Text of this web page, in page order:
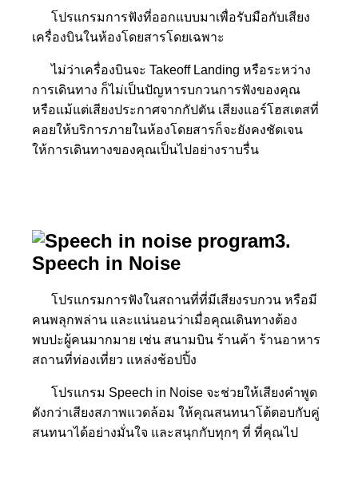
โปรแกรมการฟังที่ออกแบบมาเพื่อรับมือกับเสียง
เครื่องบินในห้องโดยสารโดยเฉพาะ
ไม่ว่าเครื่องบินจะ Takeoff Landing หรือระหว่าง
การเดินทาง ก็ไม่เป็นปัญหารบกวนการฟังของคุณ
หรือแม้แต่เสียงประกาศจากกัปตัน เสียงแอร์โฮสเตสที่
คอยให้บริการภายในห้องโดยสารก็จะยังคงชัดเจน
ให้การเดินทางของคุณเป็นไปอย่างราบรื่น
3.
Speech in Noise
โปรแกรมการฟังในสถานที่ที่มีเสียงรบกวน หรือมี
คนพลุกพล่าน และแน่นอนว่าเมื่อคุณเดินทางต้อง
พบปะผู้คนมากมาย เช่น สนามบิน ร้านค้า ร้านอาหาร
สถานที่ท่องเที่ยว แหล่งช้อปปิ้ง
โปรแกรม Speech in Noise จะช่วยให้เสียงคำพูด
ดังกว่าเสียงสภาพแวดล้อม ให้คุณสนทนาโต้ตอบกับคู่
สนทนาได้อย่างมั่นใจ และสนุกกับทุกๆ ที่ ที่คุณไป